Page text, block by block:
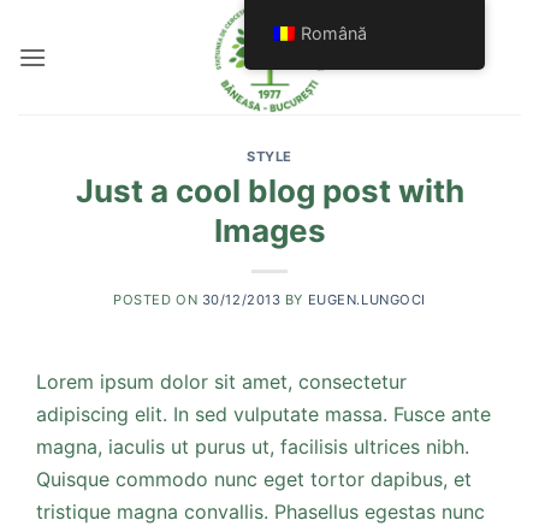
content
STYLE
Just a cool blog post with
Images
POSTED ON 30/12/2013 BY EUGEN.LUNGOCI
Lorem ipsum dolor sit amet, consectetur
adipiscing elit. In sed vulputate massa. Fusce ante
magna, iaculis ut purus ut, facilisis ultrices nibh.
Quisque commodo nunc eget tortor dapibus, et
tristique magna convallis. Phasellus egestas nunc
Română